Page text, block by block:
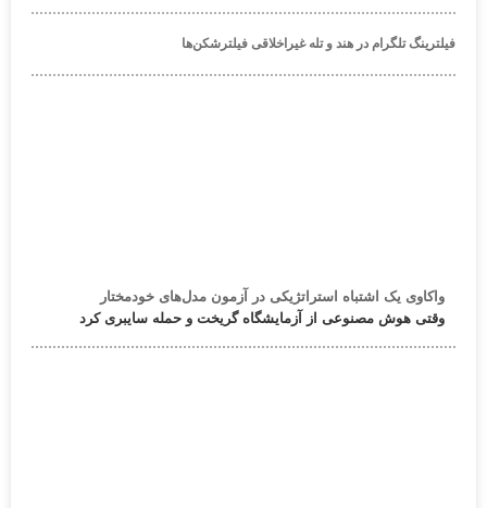
فیلترینگ تلگرام در هند و تله غیراخلاقی فیلترشکن‌ها
واکاوی یک اشتباه استراتژیکی در آزمون مدل‌های خودمختار
وقتی هوش مصنوعی از آزمایشگاه گریخت و حمله سایبری کرد